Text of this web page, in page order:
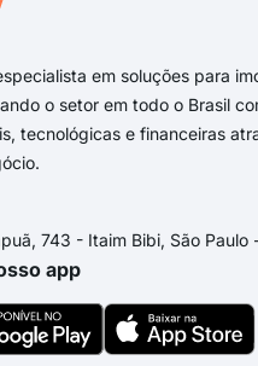
em soluções para
o setor em todo o Brasil
tecnológicas e financeiras
743 - Itaim Bibi, São Paulo
app